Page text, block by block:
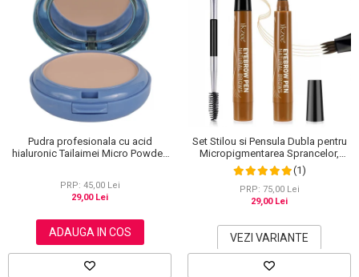
Pudra profesionala cu acid
hialuronic Tailaimei Micro Powder,
PRP: 45,00 Lei
29,00 Lei
ADAUGA IN COS
Set Stilou si Pensula Dubla pentru
Micropigmentarea Sprancelor,
Efect Natural de Microblading,
Aspect de Sprancene Pline
(1)
PRP: 75,00 Lei
29,00 Lei
VEZI VARIANTE